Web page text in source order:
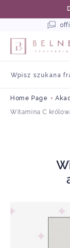
Wpisz szukana
Home Page
Witamina C